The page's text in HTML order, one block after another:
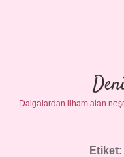
Dalgalardan ilham alan
Etiket: